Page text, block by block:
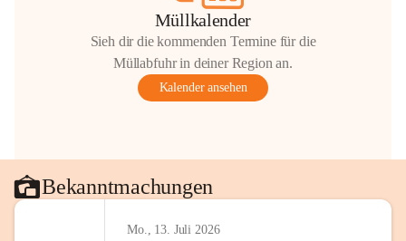
Müllkalender
Sieh dir die kommenden Termine für die
Müllabfuhr in deiner Region an.
Kalender ansehen
Bekanntmachungen
Mo., 13. Juli 2026